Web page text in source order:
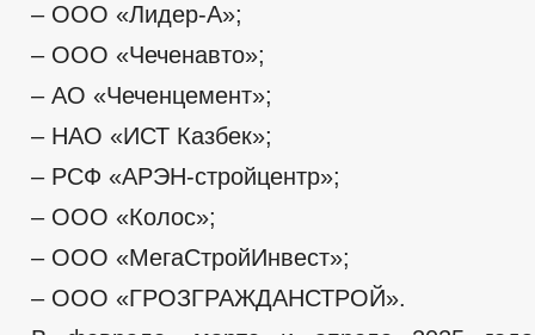
– ООО «Лидер-А»;
– ООО «Чеченавто»;
– АО «Чеченцемент»;
– НАО «ИСТ Казбек»;
– РСФ «АРЭН-стройцентр»;
– ООО «Колос»;
– ООО «МегаСтройИнвест»;
– ООО «ГРОЗГРАЖДАНСТРОЙ».